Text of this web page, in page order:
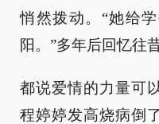
悄然拨动。“她给
阳。”多年后回忆往
都说爱情的力量可
程婷婷发高烧病倒